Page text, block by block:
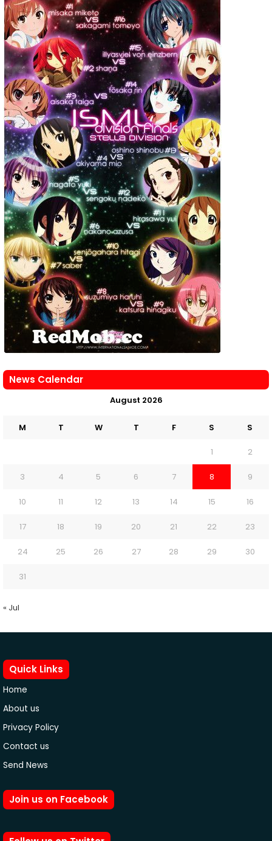
News Calendar
August 2026
M T W T F S S
1 2
3 4 5 6 7 8 9
10 11 12 13 14 15 16
17 18 19 20 21 22 23
24 25 26 27 28 29 30
31
« Jul
Quick Links
Home
About us
Privacy Policy
Contact us
Send News
Join us on Facebook